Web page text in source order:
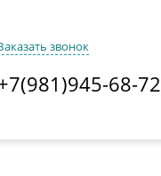
звонок
68-72